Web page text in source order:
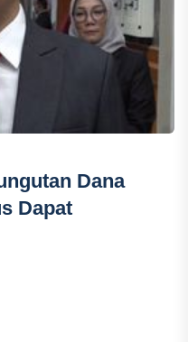
Dana
Dapat